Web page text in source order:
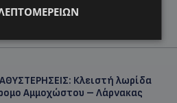
κυνήγι γυναίκα – Η
Κλειστή λωρίδα
Αμμοχώστου – Λάρνακας